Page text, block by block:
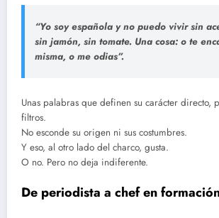
“Yo soy española y no puedo vivir sin
sin jamón, sin tomate. Una cosa: o te
misma, o me odias”.
Unas palabras que definen su carácter directo,
filtros.
No esconde su origen ni sus costumbres.
Y eso, al otro lado del charco, gusta.
O no. Pero no deja indiferente.
De periodista a chef en